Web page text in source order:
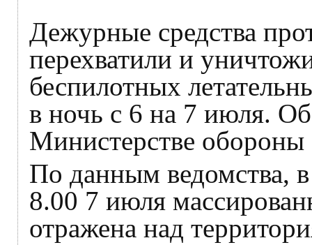
Дежурные средства
перехватили и
беспилотных
в ночь с 6 на 7 июля.
Министерстве
По данным ведомства,
8.00 7 июля
отражена над